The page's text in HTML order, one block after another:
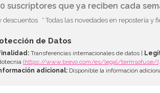
suscriptores que ya reciben cada
descuentos * Todas las novedades en repostería y
de Datos
Transferencias internacionales de datos |
(https://www.brevo.com/es/legal/termsofuse/)
adicional: Disponible la información